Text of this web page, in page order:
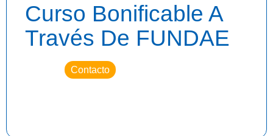
Curso Bonificable A
Través De FUNDAE
Contacto